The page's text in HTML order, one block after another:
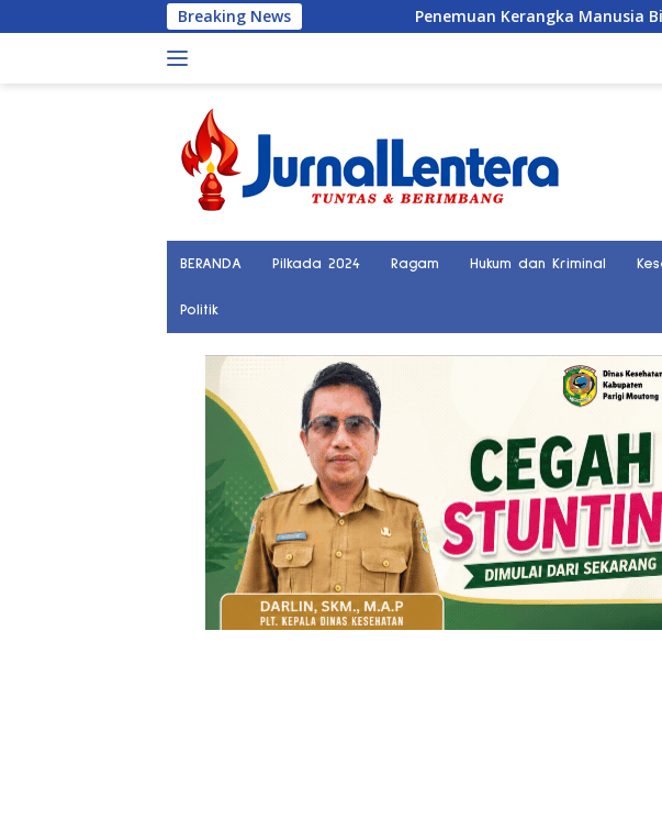
ke
Breaking News
Penemuan Kerangka Manusia Bikin Gegerkan Warga
BERANDA Pilkada 2024 Ragam Hukum dan Kriminal
Politik